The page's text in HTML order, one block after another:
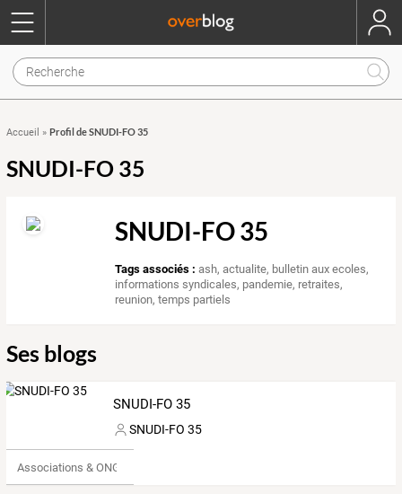
Accueil » Profil de SNUDI-FO 35
SNUDI-FO 35
SNUDI-FO 35
Tags associés : ash,actualite, bulletin aux ecoles,
informations syndicales, pandemie, retraites,
reunion,temps partiels
Ses blogs
SNUDI-FO 35
SNUDI-FO 35
Associations & ONG